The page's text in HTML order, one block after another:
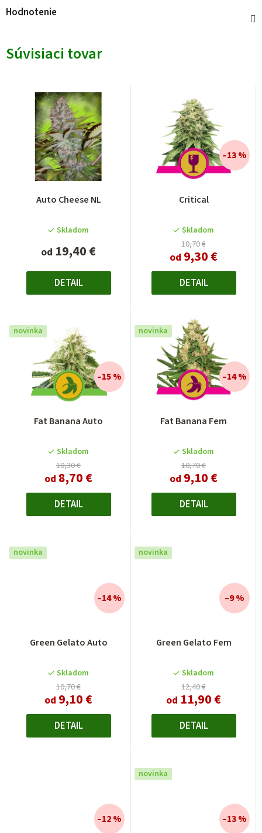
Hodnotenie
Súvisiaci tovar
Auto Cheese NL
Skladom
od 19,40 €
DETAIL
Critical
Skladom
10,70 €
od 9,30 €
–13 %
DETAIL
novinka
Fat Banana Auto
Skladom
10,30 €
od 8,70 €
–15 %
DETAIL
novinka
Fat Banana Fem
Skladom
10,70 €
od 9,10 €
–14 %
DETAIL
novinka
Green Gelato Auto
hodnotenie
je
4,0
z
5
hviezdičiek.
Skladom
10,70 €
od 9,10 €
–14 %
DETAIL
novinka
Green Gelato Fem
Skladom
12,40 €
od 11,90 €
–9 %
DETAIL
–12 %
novinka
–13 %